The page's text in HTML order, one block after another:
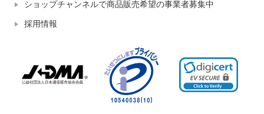
ショップチャンネルで商品販売希望の事業者募集中
採用情報